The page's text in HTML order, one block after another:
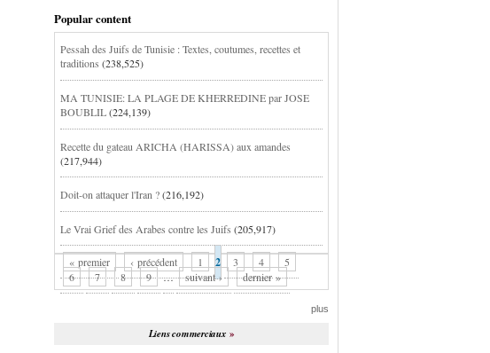
Popular content
Pessah des Juifs de Tunisie : Textes, coutumes, recettes et
traditions (238,525)
MA TUNISIE: LA PLAGE DE KHERREDINE par JOSE
BOUBLIL(224,139)
Recette du gateau ARICHA (HARISSA) aux amandes
(217,944)
Doit-on attaquer l'Iran ?(216,192)
Le Vrai Grief des Arabes contre les Juifs (205,917)
« premier ‹ précédent 1 2 3 4
5
6
7 8 9 … suivant › dernier »
plus
Liens commerciaux